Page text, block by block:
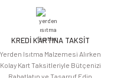
KREDİ KARTINA TAKSİT
Yerden Isıtma Malzemesi Alırken
Kolay Kart Taksitleriyle Bütçenizi
Rahatlatın ve Tasarruf Edin